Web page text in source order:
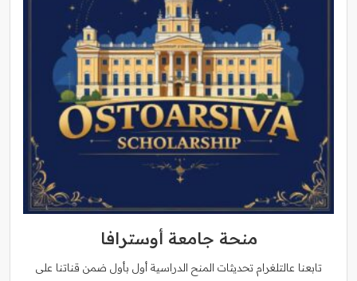
منحة جامعة أوسترافا
تابعنا عالتلغرام تحديثات المنح الدراسية أول بأول ضمن قناتنا على